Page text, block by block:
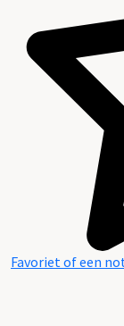
Favoriet of een